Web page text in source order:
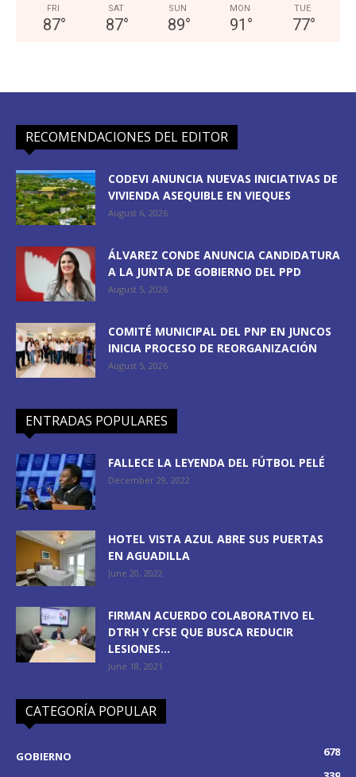
FRI
87°
SAT
87°
SUN
89°
MON
91 °
TUE
77°
RECOMENDACIONES DEL EDITOR
CODEVI ANUNCIA NUEVAS INICIATIVAS DE
VIVIENDA ASEQUIBLE EN VIEQUES
August 6, 2026
ÁLVAREZ CONDE ANUNCIA CANDIDATURA
A LA JUNTA DE GOBIERNO DEL PPD
August 5, 2026
COMITÉ MUNICIPAL DEL PNP EN JUNCOS
INICIA PROCESO DE REORGANIZACIÓN
August 5, 2026
ENTRADAS POPULARES
FALLECE LA LEYENDA DEL FÚTBOL PELÉ
December 29, 2022
HOTEL VISTA AZUL ABRE SUS PUERTAS
EN AGUADILLA
June 20, 2022
FIRMAN ACUERDO COLABORATIVO EL
DTRH Y CFSE QUE BUSCA REDUCIR
LESIONES...
June 18, 2021
CATEGORÍA POPULAR
GOBIERNO
678